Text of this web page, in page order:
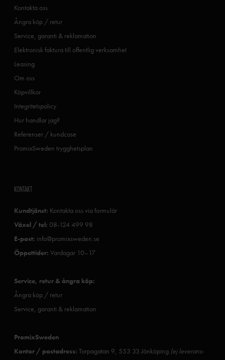
Kontakta oss
Ångra köp / retur
Service, garanti & reklamation
Elektronisk faktura till offentlig verksamhet
Leasing
Om oss
Köpvillkor
Integritetspolicy
Hur handlar jag?
Referenser / kundcase
PromixSweden trygghetsplan
KONTAKT
Kundtjänst: Kontakta oss via formulär
Växel / tel: 08-124 499 98
E-post: info@promixsweden.se
Öppettider: Vardagar 10–17
Service, retur & ångra köp:
Ångra köp / retur
Service, garanti & reklamation
PromixSweden
Kontor / postadress: Torpagatan 9, 553 33 Jönköping (ej leverans-